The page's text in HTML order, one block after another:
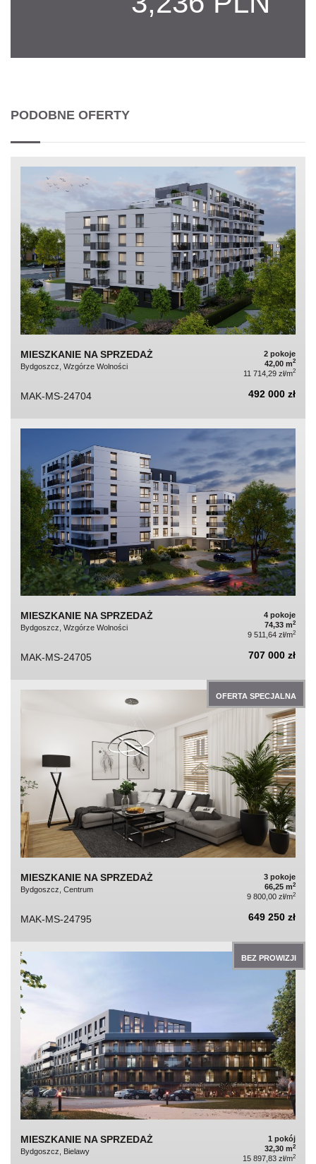
PODOBNE OFERTY
MIESZKANIE NA SPRZEDAŻ
Bydgoszcz, Wzgórze Wolności
2 pokoje
42,00 m2
11 714,29 zł/m2
MAK-MS-24704 492 000 zł
MIESZKANIE NA SPRZEDAŻ
Bydgoszcz, Wzgórze Wolności
4 pokoje
74,33 m2
9 511,64 zł/m2
MAK-MS-24705 707 000 zł
OFERTA SPECJALNA
MIESZKANIE NA SPRZEDAŻ
Bydgoszcz, Centrum
3 pokoje
66,25 m2
9 800,00 zł/m2
MAK-MS-24795 649 250 zł
BEZ PROWIZJI
MIESZKANIE NA SPRZEDAŻ
Bydgoszcz, Bielawy
1 pokój
32,30 m2
15 897,83 zł/m2